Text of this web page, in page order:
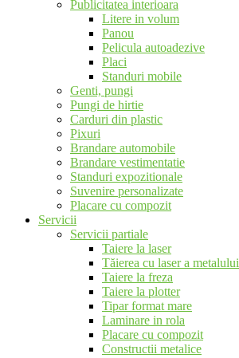
Publicitatea interioara
Litere in volum
Panou
Pelicula autoadezive
Placi
Standuri mobile
Genti, pungi
Pungi de hirtie
Carduri din plastic
Pixuri
Brandare automobile
Brandare vestimentatie
Standuri expozitionale
Suvenire personalizate
Placare cu compozit
Servicii
Servicii partiale
Taiere la laser
Tăierea cu laser a metalului
Taiere la freza
Taiere la plotter
Tipar format mare
Laminare in rola
Placare cu compozit
Constructii metalice